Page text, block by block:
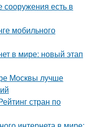
есть в
мобильного
в мире: новый этап
Москвы лучше
стран по